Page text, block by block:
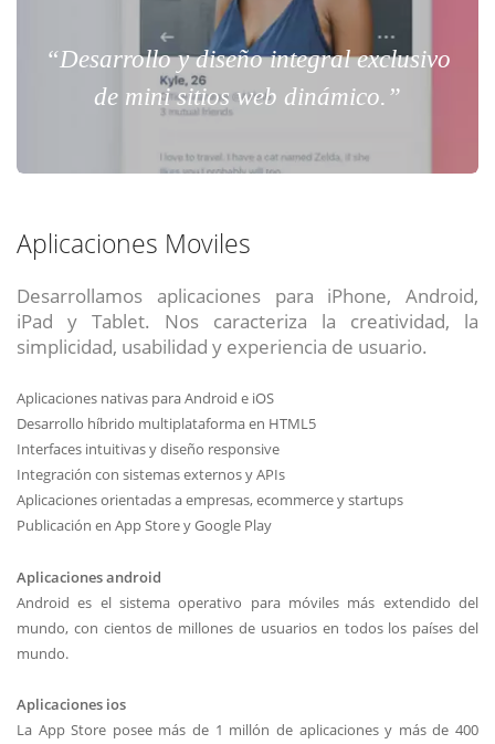
“Desarrollo y diseño integral exclusivo
de mini sitios web dinámico.”
Aplicaciones Moviles
Desarrollamos aplicaciones para iPhone, Android,
iPad y Tablet. Nos caracteriza la creatividad, la
simplicidad, usabilidad y experiencia de usuario.
Aplicaciones nativas para Android e iOS
Desarrollo híbrido multiplataforma en HTML5
Interfaces intuitivas y diseño responsive
Integración con sistemas externos y APIs
Aplicaciones orientadas a empresas, ecommerce y startups
Publicación en App Store y Google Play
Aplicaciones android
Android es el sistema operativo para móviles más extendido del
mundo, con cientos de millones de usuarios en todos los países del
mundo.
Aplicaciones ios
La App Store posee más de 1 millón de aplicaciones y más de 400